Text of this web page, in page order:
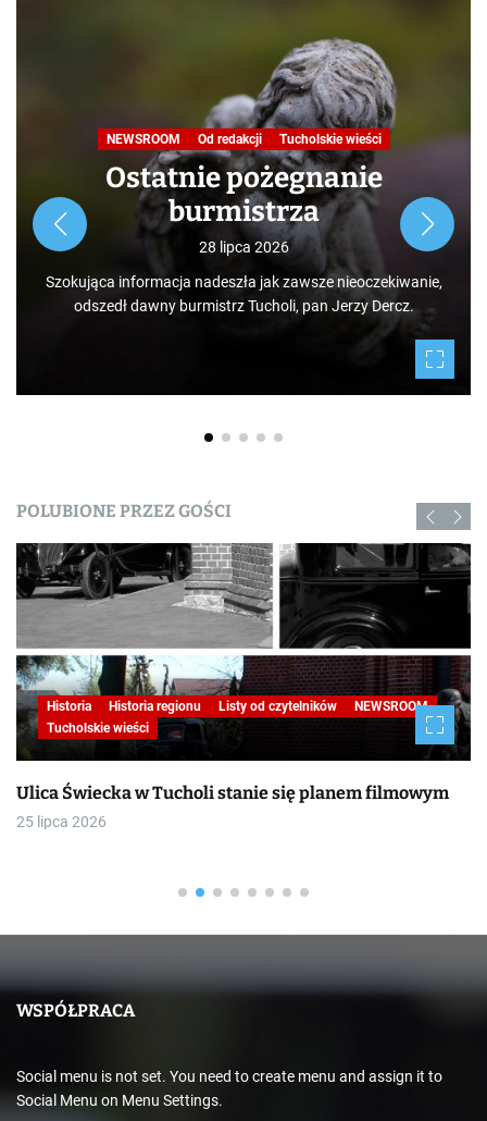
NEWSROOM Od redakcji Tucholskie wieści
Ostatnie pożegnanie
burmistrza
28 lipca 2026
Szokująca informacja nadeszła jak zawsze nieoczekiwanie,
odszedł dawny burmistrz Tucholi, pan Jerzy Dercz.
POLUBIONE PRZEZ GOŚCI
Historia Historia regionu Listy od czytelników
NEWSROOM
Tucholskie wieści
Ulica Świecka w Tucholi stanie się planem filmowym
25 lipca 2026
WSPÓŁPRACA
Social menu is not set. You need to create menu and assign it to
Social Menu on Menu Settings.